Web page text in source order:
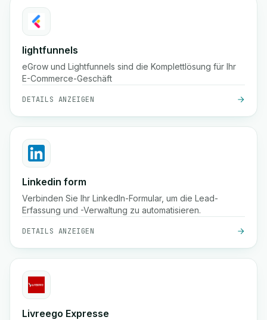
lightfunnels
eGrow und Lightfunnels sind die Komplettlösung für Ihr
E-Commerce-Geschäft
DETAILS ANZEIGEN
Linkedin form
Verbinden Sie Ihr LinkedIn-Formular, um die Lead-
Erfassung und -Verwaltung zu automatisieren.
DETAILS ANZEIGEN
Livreego Expresse